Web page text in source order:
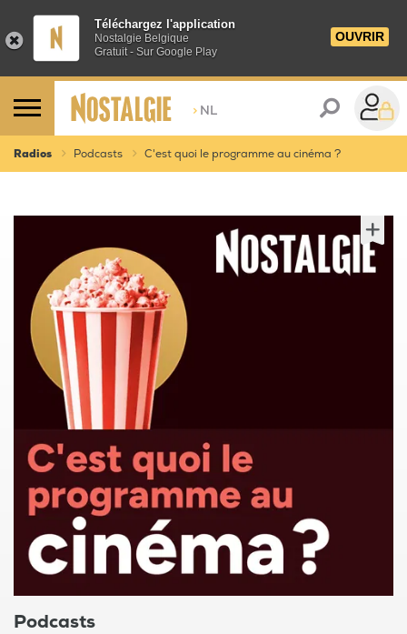
Téléchargez l'application
Nostalgie Belgique
Gratuit - Sur Google Play
OUVRIR
> NL
Radios Podcasts C'est quoi le programme au cinéma ?
Podcasts